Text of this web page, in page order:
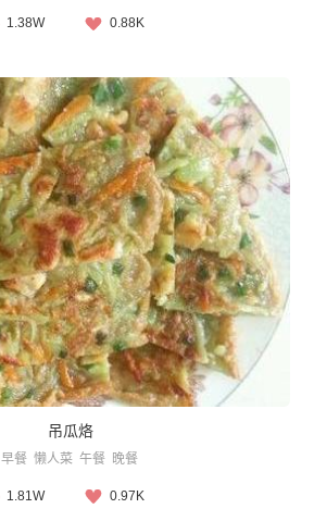
1.38W 0.88K
吊瓜烙
早餐 懒人菜 午餐 晚餐
1.81W 0.97K